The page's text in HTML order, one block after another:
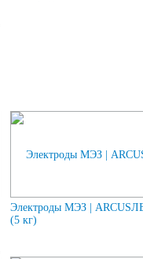
Электроды МЭЗ |
(5 кг)